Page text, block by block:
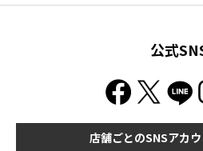
公式
店舗ごとのSNSアカ